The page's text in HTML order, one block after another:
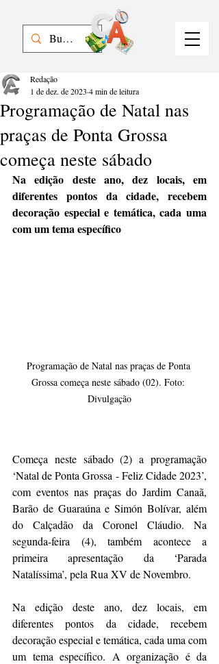
Programação de Natal nas
praças de Ponta Grossa
começa neste sábado
Redação
1 de dez. de 2023 4 min de leitura
Na edição deste ano, dez locais, em
diferentes pontos da cidade, recebem
decoração especial e temática, cada uma
com um tema específico
Programação de Natal nas praças de Ponta
Grossa começa neste sábado (02). Foto:
Divulgação
Começa neste sábado (2) a programação
‘Natal de Ponta Grossa - Feliz Cidade 2023’,
com eventos nas praças do Jardim Canaã,
Barão de Guaraúna e Simón Bolívar, além
do Calçadão da Coronel Cláudio. Na
segunda-feira (4), também acontece a
primeira apresentação da ‘Parada
Natalíssima’, pela Rua XV de Novembro.
Na edição deste ano, dez locais, em
diferentes pontos da cidade, recebem
decoração especial e temática, cada uma com
um tema específico. A organização é da